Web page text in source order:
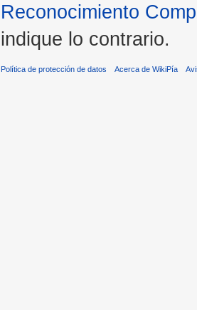
Reconocimiento
indique lo contrario.
Política de protección de datos Acerca de WikiPía